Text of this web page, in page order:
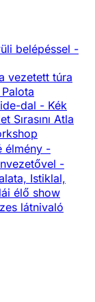
belépéssel -
vezetett túra
dal - Kék
Sırasını Atla
élmény -
-
Istiklal,
élő show
látnivaló